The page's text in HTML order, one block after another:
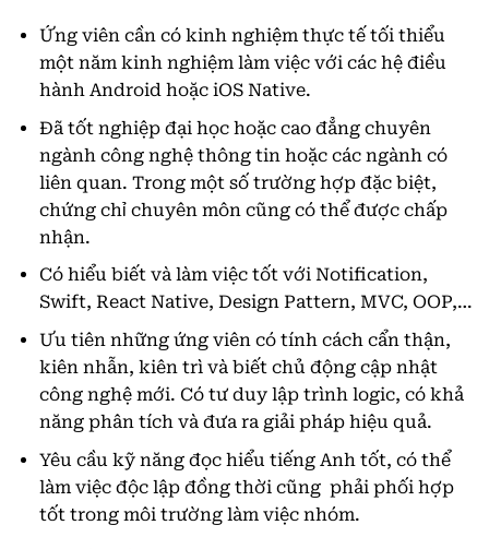
Ứng viên cần có kinh nghiệm thực tế tối thiểu
một năm kinh nghiệm làm việc với các hệ điều
hành Android hoặc iOS Native.
Đã tốt nghiệp đại học hoặc cao đẳng chuyên
ngành công nghệ thông tin hoặc các ngành có
liên quan. Trong một số trường hợp đặc biệt,
chứng chỉ chuyên môn cũng có thể được chấp
nhận.
Có hiểu biết và làm việc tốt với Notification,
Swift, React Native, Design Pattern, MVC, OOP,…
Ưu tiên những ứng viên có tính cách cẩn thận,
kiên nhẫn, kiên trì và biết chủ động cập nhật
công nghệ mới. Có tư duy lập trình logic, có khả
năng phân tích và đưa ra giải pháp hiệu quả.
Yêu cầu kỹ năng đọc hiểu tiếng Anh tốt, có thể
làm việc độc lập đồng thời cũng phải phối hợp
tốt trong môi trường làm việc nhóm.